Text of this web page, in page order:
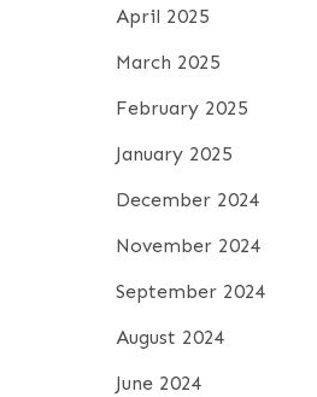
April 2025
March 2025
February 2025
January 2025
December 2024
November 2024
September 2024
August 2024
June 2024